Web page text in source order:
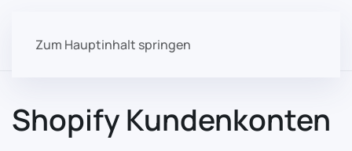
Zum Hauptinhalt springen
Shopify Kundenkonten